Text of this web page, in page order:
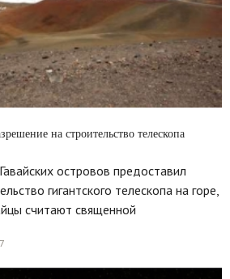
на строительство телескопа
островов предоставил
гигантского телескопа на горе,
считают священной